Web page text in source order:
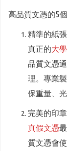
高品質文憑的5
精準的紙
真正的大
品質文憑
理。專業
保重量、
完美的印
真假文憑
質文憑會